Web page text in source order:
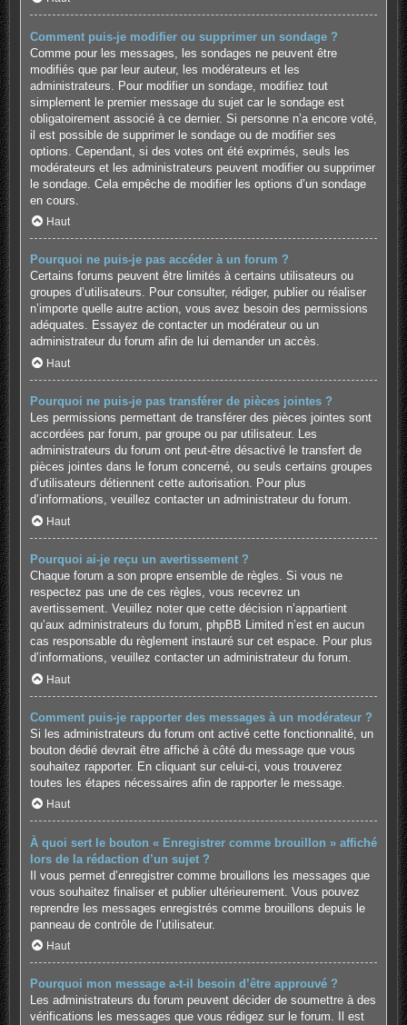
Comment puis-je modifier ou supprimer un sondage ?
Comme pour les messages, les sondages ne peuvent être
modifiés que par leur auteur, les modérateurs et les
administrateurs. Pour modifier un sondage, modifiez tout
simplement le premier message du sujet car le sondage est
obligatoirement associé à ce dernier. Si personne n’a encore voté,
il est possible de supprimer le sondage ou de modifier ses
options. Cependant, si des votes ont été exprimés, seuls les
modérateurs et les administrateurs peuvent modifier ou supprimer
le sondage. Cela empêche de modifier les options d’un sondage
en cours.
Haut
Pourquoi ne puis-je pas accéder à un forum ?
Certains forums peuvent être limités à certains utilisateurs ou
groupes d’utilisateurs. Pour consulter, rédiger, publier ou réaliser
n’importe quelle autre action, vous avez besoin des permissions
adéquates. Essayez de contacter un modérateur ou un
administrateur du forum afin de lui demander un accès.
Haut
Pourquoi ne puis-je pas transférer de pièces jointes ?
Les permissions permettant de transférer des pièces jointes sont
accordées par forum, par groupe ou par utilisateur. Les
administrateurs du forum ont peut-être désactivé le transfert de
pièces jointes dans le forum concerné, ou seuls certains groupes
d’utilisateurs détiennent cette autorisation. Pour plus
d’informations, veuillez contacter un administrateur du forum.
Haut
Pourquoi ai-je reçu un avertissement ?
Chaque forum a son propre ensemble de règles. Si vous ne
respectez pas une de ces règles, vous recevrez un
avertissement. Veuillez noter que cette décision n’appartient
qu’aux administrateurs du forum, phpBB Limited n’est en aucun
cas responsable du règlement instauré sur cet espace. Pour plus
d’informations, veuillez contacter un administrateur du forum.
Haut
Comment puis-je rapporter des messages à un modérateur ?
Si les administrateurs du forum ont activé cette fonctionnalité, un
bouton dédié devrait être affiché à côté du message que vous
souhaitez rapporter. En cliquant sur celui-ci, vous trouverez
toutes les étapes nécessaires afin de rapporter le message.
Haut
À quoi sert le bouton « Enregistrer comme brouillon » affiché
lors de la rédaction d’un sujet ?
Il vous permet d’enregistrer comme brouillons les messages que
vous souhaitez finaliser et publier ultérieurement. Vous pouvez
reprendre les messages enregistrés comme brouillons depuis le
panneau de contrôle de l’utilisateur.
Haut
Pourquoi mon message a-t-il besoin d’être approuvé ?
Les administrateurs du forum peuvent décider de soumettre à des
vérifications les messages que vous rédigez sur le forum. Il est